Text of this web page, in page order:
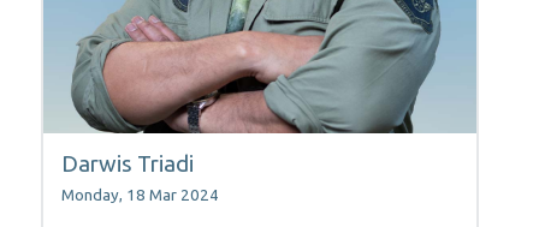
Darwis Triadi
Monday, 18 Mar 2024